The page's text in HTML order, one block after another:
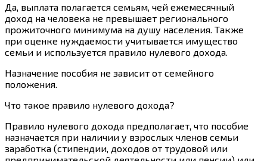
Да, выплата полагается семьям, чей ежемесячный
доход на человека не превышает регионального
прожиточного минимума на душу населения. Также
при оценке нуждаемости учитывается имущество
семьи и используется правило нулевого дохода.
Назначение пособия не зависит от семейного
положения.
Что такое правило нулевого дохода?
Правило нулевого дохода предполагает, что пособие
назначается при наличии у взрослых членов семьи
заработка (стипендии, доходов от трудовой или